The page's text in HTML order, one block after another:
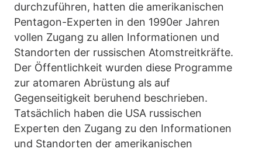
durchzuführen, hatten die amerikanischen
Pentagon-Experten in den 1990er Jahren
vollen Zugang zu allen Informationen und
Standorten der russischen Atomstreitkräfte.
Der Öffentlichkeit wurden diese Programme
zur atomaren Abrüstung als auf
Gegenseitigkeit beruhend beschrieben.
Tatsächlich haben die USA russischen
Experten den Zugang zu den Informationen
und Standorten der amerikanischen